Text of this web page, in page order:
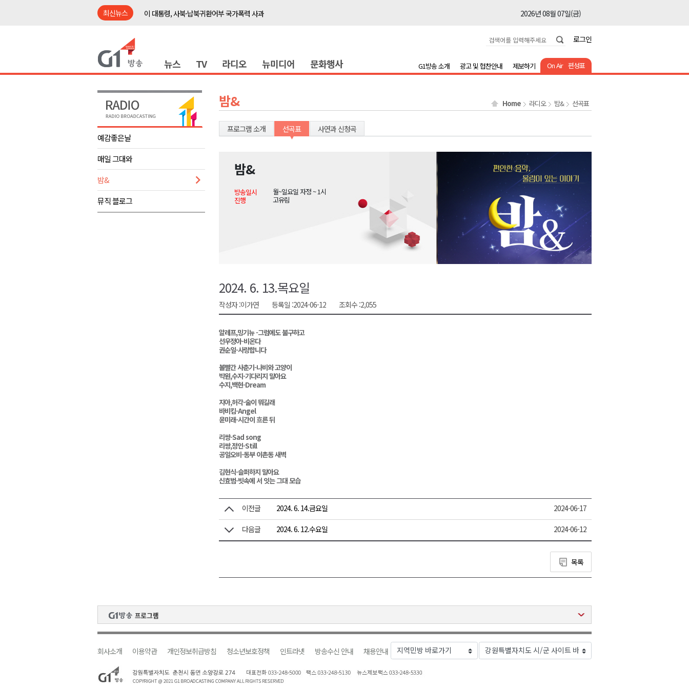
최신뉴스
이 대통령, 사북·납북귀환어부 국가폭력 사과
2026년 08월 07일(금)
2026년 08월 07일(금)
이광재 국회 예결위원장, 강릉시 초청 특별 강연
2026년 08월 07일(금)
육동한 시장, 국제스케이트장 춘천 유치 건의
영월군, 국·도비 확보 보고회 개최
2026년 08월 07일(금)
삼척 공공산후조리원 이전 시급
도-시군 첫 간담회..우상호 "하나된 공동체"
2026년 08월 07일(금)
이 대통령, 사북·납북귀환어부 국가폭력 사과
2026년 08월 07일(금)
여름축제 더위와 전쟁..물놀이 접목
2026년 08월 07일(금)
강원도, 최휘영 문체부장관과 정책간담회
2026년 08월 07일(금)
2026년 08월 07일(금)
2026년 08월 07일(금)
2026년 08월 07일(금)
삼척 공공산후조리원 이전 시급
강원자치도교육청 교감급 이상 387명 인사
로그인
뉴스 TV 라디오 뉴미디어 문화행사 On Air 편성표
G1방송 소개 광고 및 협찬안내 제보하기
예감좋은날
매일 그대와
밤&
뮤직 블로그
밤& Home 라디오 밤& 선곡표
프로그램 소개 선곡표 사연과 신청곡
밤&
방송일시
월~일요일 자정 ~ 1시
진행
고유림
2024. 6. 13.목요일
작성자 :이가연 등록일 :2024-06-12 조회수 :2,055
알레프,밍기뉴 -그럼에도 불구하고
선우정아-비온다
권순일-사랑합니다
볼빨간 사춘기-나비와 고양이
박원,수지-기다리지 말아요
수지,백현-Dream
지아,허각-술이 뭐길래
바비킴-Angel
윤미래-시간이 흐른 뒤
리쌍-Sad song
리쌍,정인-Still
공일오비-동부 이촌동 새벽
김현식-슬퍼하지 말아요
신효범-빗속에 서 잇는 그대 모습
이전글 2024. 6. 14.금요일 2024-06-17
다음글 2024. 6. 12.수요일 2024-06-12
목록
회사소개 이용약관 개인정보취급방침 청소년보호정책 인트라넷 방송수신 안내 채용안내